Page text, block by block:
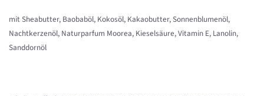
mit Sheabutter, Baobaböl, Kokosöl, Kakaobutter, Sonnenblumenöl,
Nachtkerzenöl, Naturparfum Moorea, Kieselsäure, Vitamin E, Lanolin,
Sanddornöl